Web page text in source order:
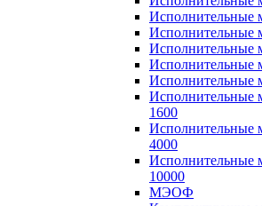
1600
4000
10000
МЭОФ